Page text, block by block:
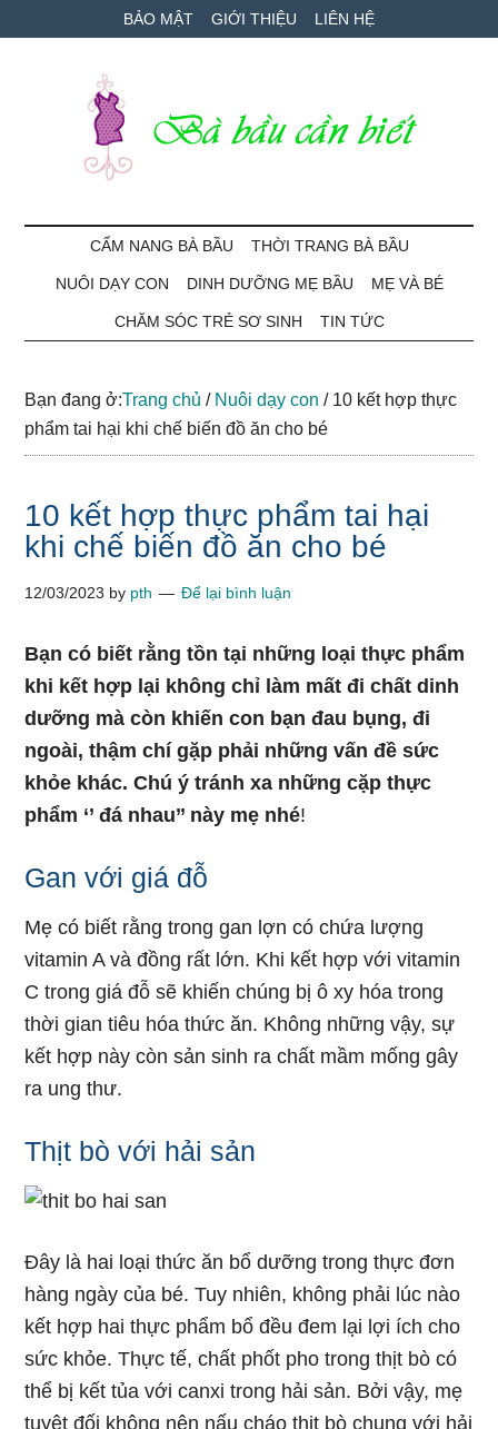
to
to
qua
BẢO MẬT GIỚI THIỆU LIÊN HỆ
Bà
Bầu
Cần
Biết
bé
CẨM NANG BÀ BẦU THỜI TRANG BÀ BẦU
NUÔI DẠY CON DINH DƯỠNG MẸ BẦU MẸ VÀ BÉ
CHĂM SÓC TRẺ SƠ SINH TIN TỨC
Bạn đang ở:Trang chủ / Nuôi dạy con /10 kết hợp thực
phẩm tai hại khi chế biến đồ ăn cho bé
10 kết hợp thực phẩm tai hại
khi chế biến đồ ăn cho bé
12/03/2023 by pth Để lại bình luận
Bạn có biết rằng tồn tại những loại thực phẩm
khi kết hợp lại không chỉ làm mất đi chất dinh
dưỡng mà còn khiến con bạn đau bụng, đi
ngoài, thậm chí gặp phải những vấn đề sức
khỏe khác. Chú ý tránh xa những cặp thực
phẩm ‘’ đá nhau’’ này mẹ nhé!
Gan với giá đỗ
Mẹ có biết rằng trong gan lợn có chứa lượng
vitamin A và đồng rất lớn. Khi kết hợp với vitamin
C trong giá đỗ sẽ khiến chúng bị ô xy hóa trong
thời gian tiêu hóa thức ăn. Không những vậy, sự
kết hợp này còn sản sinh ra chất mầm mống gây
ra ung thư.
Thịt bò với hải sản
Đây là hai loại thức ăn bổ dưỡng trong thực đơn
hàng ngày của bé. Tuy nhiên, không phải lúc nào
kết hợp hai thực phẩm bổ đều đem lại lợi ích cho
sức khỏe. Thực tế, chất phốt pho trong thịt bò có
thể bị kết tủa với canxi trong hải sản. Bởi vậy, mẹ
tuyệt đối không nên nấu cháo thịt bò chung với hải